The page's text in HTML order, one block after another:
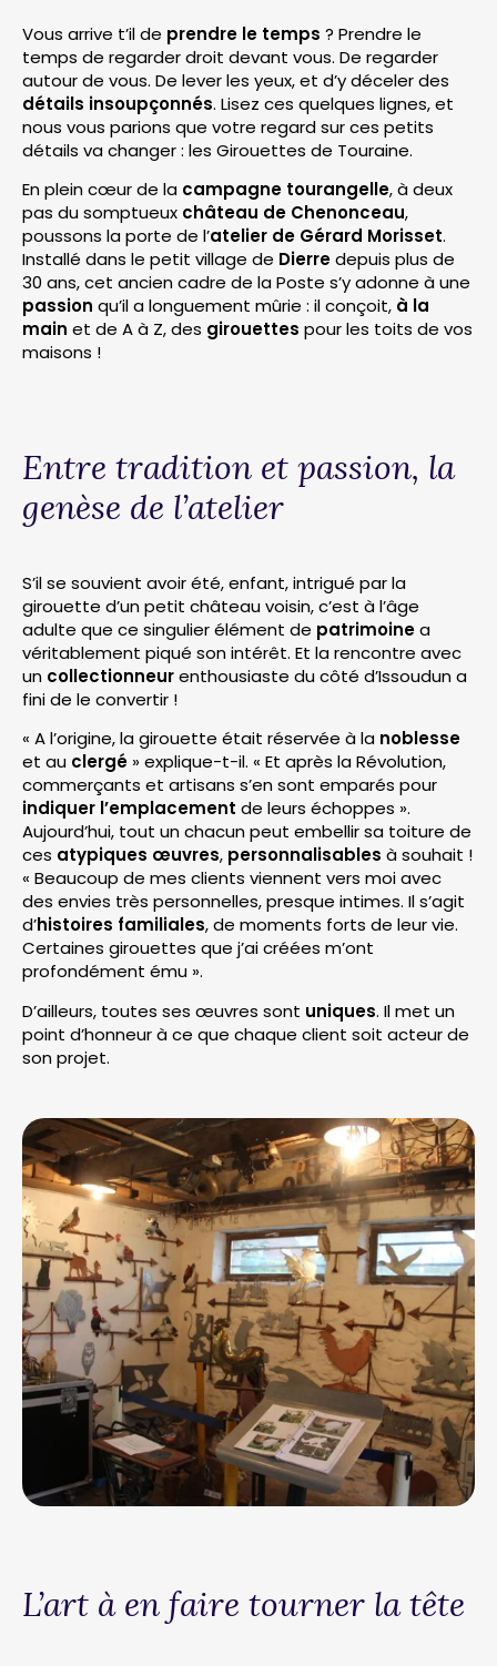
Vous arrive t’il de prendre le temps ? Prendre le
temps de regarder droit devant vous. De regarder
autour de vous. De lever les yeux, et d’y déceler des
détails insoupçonnés. Lisez ces quelques lignes, et
nous vous parions que votre regard sur ces petits
détails va changer : les Girouettes de Touraine.
En plein cœur de la campagne tourangelle, à deux
pas du somptueux château de Chenonceau,
poussons la porte de l’atelier de Gérard Morisset.
Installé dans le petit village de Dierredepuis plus de
30 ans, cet ancien cadre de la Poste s’y adonne à une
passion qu’il a longuement mûrie : il conçoit, à la
main et de A à Z, des girouettes pour les toits de vos
maisons !
Entre tradition et passion, la
genèse de l’atelier
S’il se souvient avoir été, enfant, intrigué par la
girouette d’un petit château voisin, c’est à l’âge
adulte que ce singulier élément de patrimoinea
véritablement piqué son intérêt. Et la rencontre avec
un collectionneurenthousiaste du côté d’Issoudun a
fini de le convertir !
« A l’origine, la girouette était réservée à la noblesse
et au clergé » explique-t-il. « Et après la Révolution,
commerçants et artisans s’en sont emparés pour
indiquer l’emplacement de leurs échoppes ».
Aujourd’hui, tout un chacun peut embellir sa toiture de
ces atypiques œuvres, personnalisables à souhait !
« Beaucoup de mes clients viennent vers moi avec
des envies très personnelles, presque intimes. Il s’agit
d’histoires familiales, de moments forts de leur vie.
Certaines girouettes que j’ai créées m’ont
profondément ému ».
D’ailleurs, toutes ses œuvres sont uniques. Il met un
point d’honneur à ce que chaque client soit acteur de
son projet.
L’art à en faire tourner la tête